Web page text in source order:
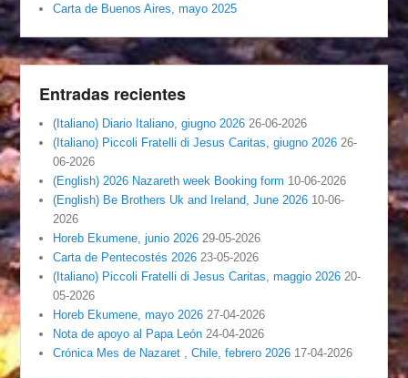
Carta de Buenos Aires, mayo 2025
Entradas recientes
(Italiano) Diario Italiano, giugno 2026 26-06-2026
(Italiano) Piccoli Fratelli di Jesus Caritas, giugno 2026 26-
06-2026
(English) 2026 Nazareth week Booking form 10-06-2026
(English) Be Brothers Uk and Ireland, June 2026 10-06-
2026
Horeb Ekumene, junio 2026 29-05-2026
Carta de Pentecostés 2026 23-05-2026
(Italiano) Piccoli Fratelli di Jesus Caritas, maggio 2026 20-
05-2026
Horeb Ekumene, mayo 2026 27-04-2026
Nota de apoyo al Papa León 24-04-2026
Crónica Mes de Nazaret , Chile, febrero 2026 17-04-2026